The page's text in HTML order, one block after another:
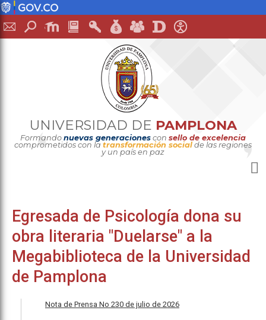
UNIVERSIDAD DE PAMPLONA
Formando nuevas generaciones con sello de excelencia
comprometidos con la transformación social de las regiones
y un país en paz
Egresada de Psicología dona su
obra literaria "Duelarse" a la
Megabiblioteca de la Universidad
de Pamplona
Nota de Prensa No 230 de julio de 2026